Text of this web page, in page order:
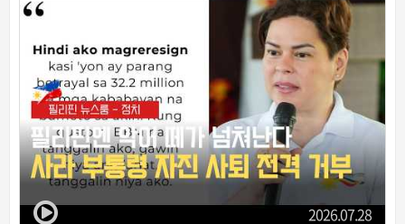
2026.07.28